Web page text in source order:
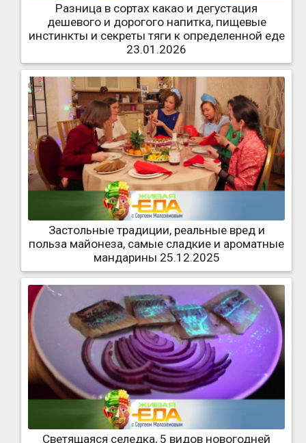
Разница в сортах какао и дегустация
дешевого и дорогого напитка, пищевые
инстинкты и секреты тяги к определенной еде
23.01.2026
Застольные традиции, реальные вред и
польза майонеза, самые сладкие и ароматные
мандарины 25.12.2025
Светящаяся селедка, 5 видов новогодней